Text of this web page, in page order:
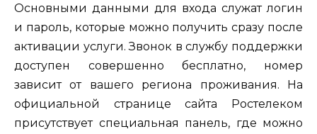
Основными данными для входа служат логин
и пароль, которые можно получить сразу после
активации услуги. Звонок в службу поддержки
доступен совершенно бесплатно, номер
зависит от вашего региона проживания. На
официальной странице сайта Ростелеком
присутствует специальная панель, где можно